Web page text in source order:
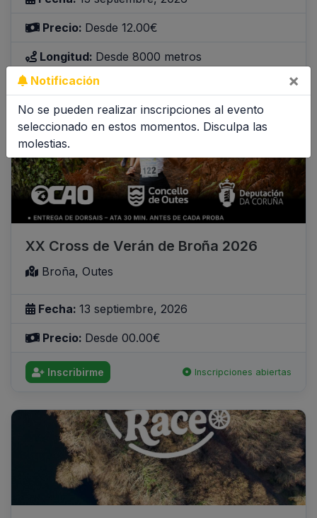
Notificación ×
No se pueden realizar inscripciones al evento
seleccionado en estos momentos. Disculpa las
molestias.
Precio: Desde 12.00€
Longitud: Desde 8000 metros
XX Cross de Verán de Broña 2026
Broña, Outes
Fecha: 13 septiembre, 2026
Precio: Desde 00.00€
Inscribirme Inscripciones abiertas